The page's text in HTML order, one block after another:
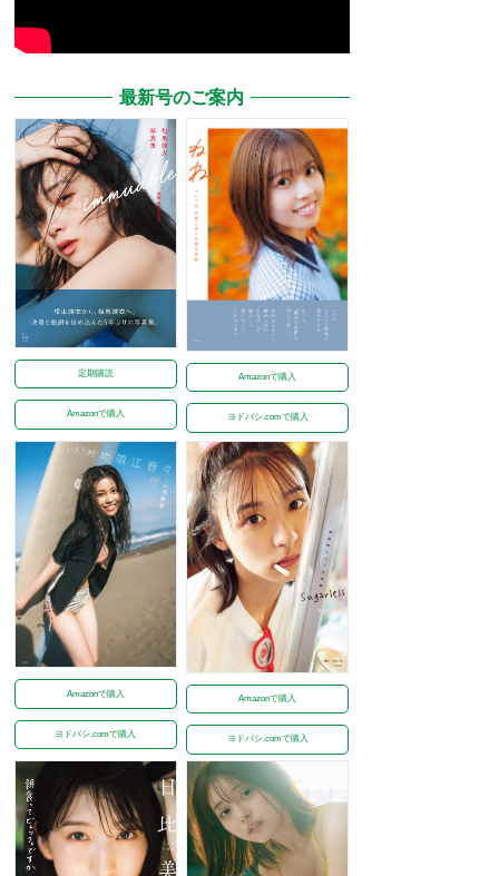
最新号のご案内
定期購読
Amazonで購入
Amazonで購入
ヨドバシ.comで購入
Amazonで購入
ヨドバシ.comで購入
Amazonで購入
ヨドバシ.comで購入